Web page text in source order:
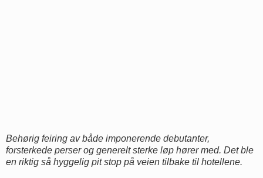
Behørig feiring av både imponerende debutanter,
forsterkede perser og generelt sterke løp hører med. Det ble
en riktig så hyggelig pit stop på veien tilbake til hotellene.